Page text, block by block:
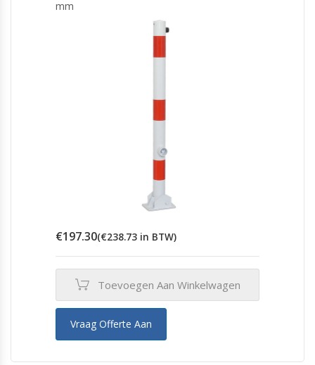
mm
€197.30(€238.73 in BTW)
Toevoegen Aan Winkelwagen
Vraag Offerte Aan